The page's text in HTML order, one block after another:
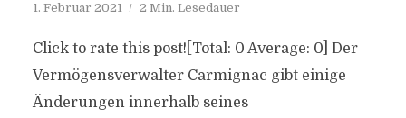
1. Februar 2021 2 Min. Lesedauer
Click to rate this post![Total: 0 Average: 0] Der
Vermögensverwalter Carmignac gibt einige
Änderungen innerhalb seines